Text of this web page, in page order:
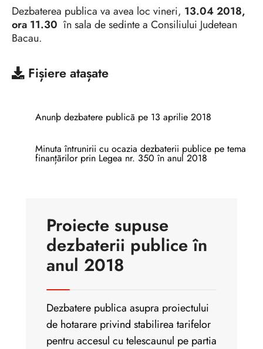
Dezbaterea publica va avea loc vineri, 13.04 2018,
ora 11.30în sala de sedinte a Consiliului Judetean
Bacau.
Fișiere atașate
Anunþ dezbatere publicã pe 13 aprilie 2018
Minuta întrunirii cu ocazia dezbaterii publice pe tema
finanțãrilor prin Legea nr. 350 în anul 2018
Proiecte supuse
dezbaterii publice în
anul 2018
Dezbatere publica asupra proiectului
de hotarare privind stabilirea tarifelor
pentru accesul cu telescaunul pe partia